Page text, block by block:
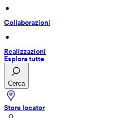
•
Collaborazioni
•
Realizzazioni
Esplora tutte
Cerca
Store locator